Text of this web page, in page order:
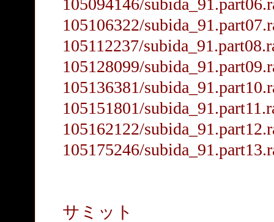
105094146/
105106322/
105112237/
105128099/
105136381/
105151801/
105162122/
105175246/
サミット